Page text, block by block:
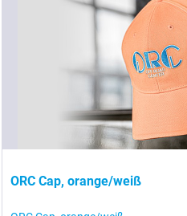
ORC Cap, orange/weiß